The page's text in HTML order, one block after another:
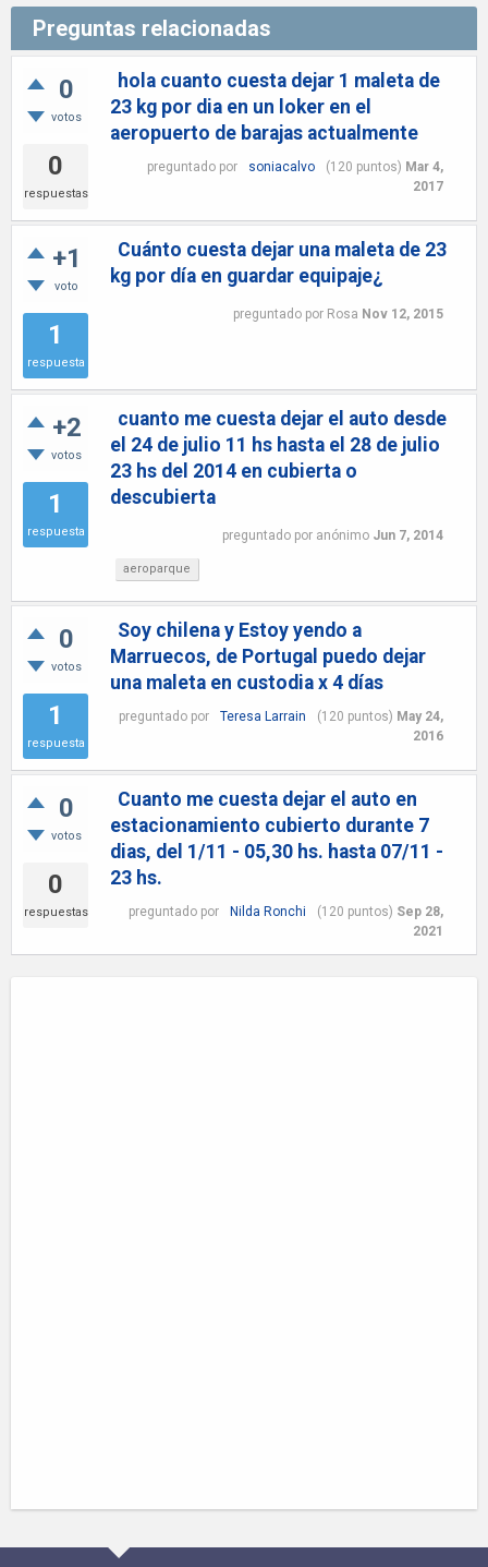
Preguntas relacionadas
0
votos
0
respuestas
hola cuanto cuesta dejar 1 maleta de
23 kg por dia en un loker en el
aeropuerto de barajas actualmente
preguntado por soniacalvo (120 puntos) Mar 4,
2017
+1
voto
1
respuesta
Cuánto cuesta dejar una maleta de 23
kg por día en guardar equipaje¿
preguntado por Rosa Nov 12, 2015
+2
votos
1
respuesta
cuanto me cuesta dejar el auto desde
el 24 de julio 11 hs hasta el 28 de julio
23 hs del 2014 en cubierta o
descubierta
preguntado por anónimo Jun 7, 2014
aeroparque
0
votos
1
respuesta
Soy chilena y Estoy yendo a
Marruecos, de Portugal puedo dejar
una maleta en custodia x 4 días
preguntado por Teresa Larrain (120 puntos) May 24,
2016
0
votos
0
respuestas
Cuanto me cuesta dejar el auto en
estacionamiento cubierto durante 7
dias, del 1/11 - 05,30 hs. hasta 07/11 -
23 hs.
preguntado por Nilda Ronchi (120 puntos) Sep 28,
2021